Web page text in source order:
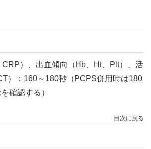
）、出血傾向（Hb、Ht、Plt）、活
）：160～180秒（PCPS併用時は180
確認する）
目次に戻る